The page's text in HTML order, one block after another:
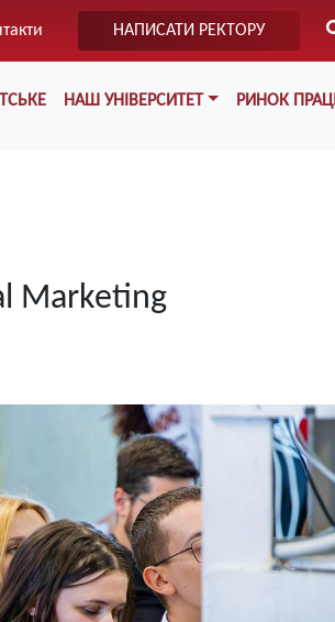
НАПИСАТИ РЕКТОРУ
НАШ УНІВЕРСИТЕТ РИНОК ПРАЦІ
Marketing